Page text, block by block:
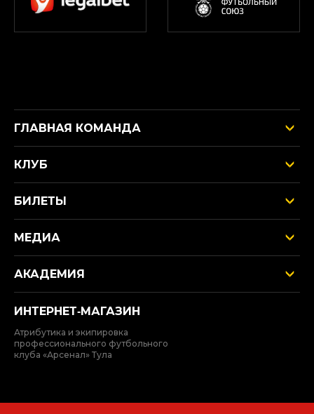
ГЛАВНАЯ КОМАНДА
КЛУБ
БИЛЕТЫ
МЕДИА
АКАДЕМИЯ
ИНТЕРНЕТ‑МАГАЗИН
Атрибутика и экипировка
профессионального футбольного
клуба «Арсенал» Тула